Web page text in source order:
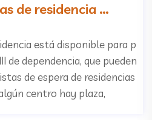
de residencia …
está disponible para p
de dependencia, que pueden
de espera de residencias
centro hay plaza,